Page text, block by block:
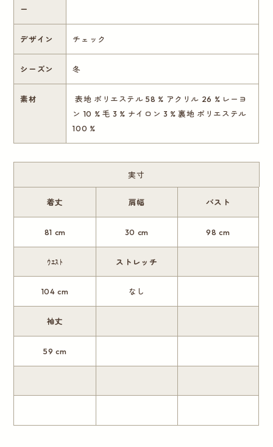
ー
デザイン チェック
シーズン 冬
素材
表地 ポリエステル 58 % アクリル 26 % レーヨ
ン 10 % 毛 3 % ナイロン 3 % 裏地 ポリエステル
100 %
実寸
着丈
81 cm
肩幅
30 cm
バスト
98 cm
ｳｴｽﾄ
104 cm
ストレッチ
なし
袖丈
59 cm